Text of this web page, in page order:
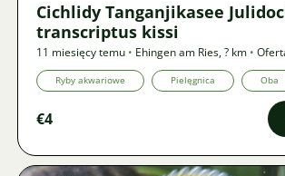
Cichlidy Tanganjikasee
transcriptus kissi
11 miesięcy temu • Ehingen am Ries,? km •
Ryby akwariowe Pielęgnica Oba
€4